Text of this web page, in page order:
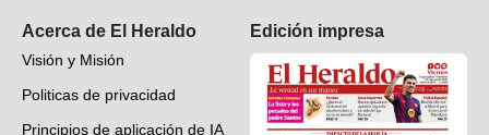
Acerca de El Heraldo
Visión y Misión
Politicas de privacidad
Principios de aplicación de IA
Edición impresa